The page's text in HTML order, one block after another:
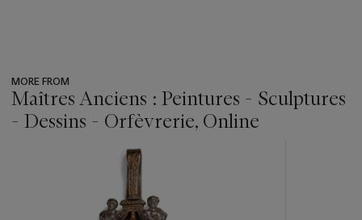
MORE FROM
Maîtres Anciens : Peintures - Sculptures
- Dessins - Orfèvrerie, Online
item_current_of_total_txt